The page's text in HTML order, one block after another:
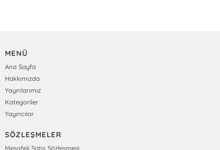
MENÜ
Ana Sayfa
Hakkımızda
Yayınlarımız
Kategoriler
Yayıncılar
SÖZLEŞMELER
Mesafeli Satış Sözleşmesi